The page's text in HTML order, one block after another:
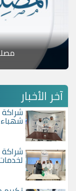
آخر الأخبار
شراكة
شهباء
شراكة